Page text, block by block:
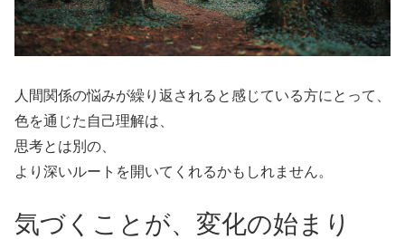
人間関係の悩みが繰り返されると感じている方にとって、
色を通じた自己理解は、
思考とは別の、
より深いルートを開いてくれるかもしれません。
気づくことが、変化の始まり